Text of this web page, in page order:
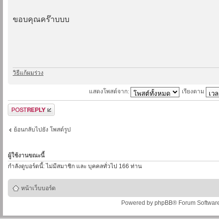
ขอบคุณคร๊าบบบ
วิธีแก้ผมร่วง
แสดงโพสต์จาก: เรียงตาม
ตอบกระทู้
ย้อนกลับไปยัง โพสต์รูป
ผู้ใช้งานขณะนี้
กำลังดูบอร์ดนี้: ไม่มีสมาชิก และ บุคคลทั่วไป 166 ท่าน
หน้าเว็บบอร์ด
Powered by phpBB® Forum